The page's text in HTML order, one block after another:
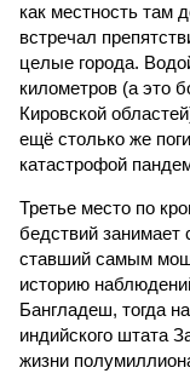
как местность там
встречал
целые города.
километров (а это
Кировской
ещё столько же
катастрофой
Третье место по
бедствий занимает
ставший самым
историю
Бангладеш, тогда
индийского штата
жизни